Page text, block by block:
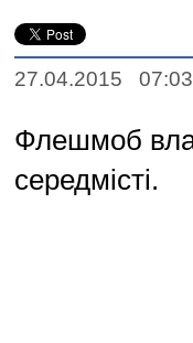
27.04.2015 07:03
Флешмоб
середмісті.